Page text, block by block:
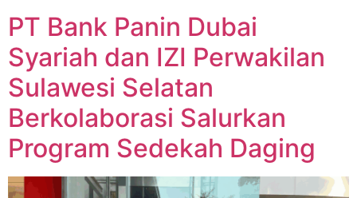
PT Bank Panin Dubai
Syariah dan IZI Perwakilan
Sulawesi Selatan
Berkolaborasi Salurkan
Program Sedekah Daging